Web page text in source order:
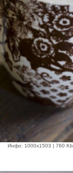
Инфо: 1000х1503 | 760 Kb